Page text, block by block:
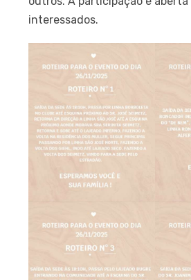
interessados.